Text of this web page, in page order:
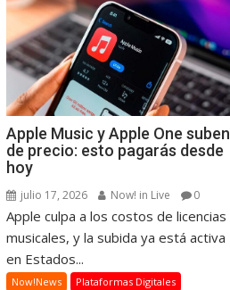
Apple Music y Apple One suben
de precio: esto pagarás desde
hoy
julio 17, 2026 Now! in Live 0
Apple culpa a los costos de licencias
musicales, y la subida ya está activa
en Estados...
Now!News Plataformas Digitales